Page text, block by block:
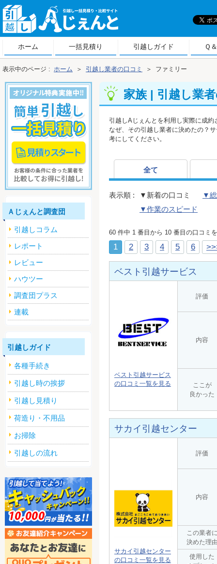
越しＡじぇんと
ホーム 一括見積り 引越しガイド Ｑ
表示中のページ : ホーム ＞ 引越し業者の口コミ ＞ ファミリー
家族 | 引越し業
引越しAじぇんとを利用し実際に成
なぜ、その引越し業者に決めたの？
考にしてください。
全て
表示順 : ▼新着の口コミ
▼
▼作業のスピード
60 件中 1 番目から 10 番目の口コミ
1 2 3 4 5 6
ベスト引越サービス
ベスト引越サービス
の口コミ一覧を見る
評価
内容
ここが
良かった
サカイ引越センター
サカイ引越センター
の口コミ一覧を見る
評価
内容
この業者
決めた理
使用した
Ａじぇんと調査団
引越しコラム
レポート
レビュー
ハウツー
調査団プラス
連載
引越しガイド
各種手続き
引越し時の挨拶
引越し見積り
荷造り・不用品
お掃除
引越しの流れ